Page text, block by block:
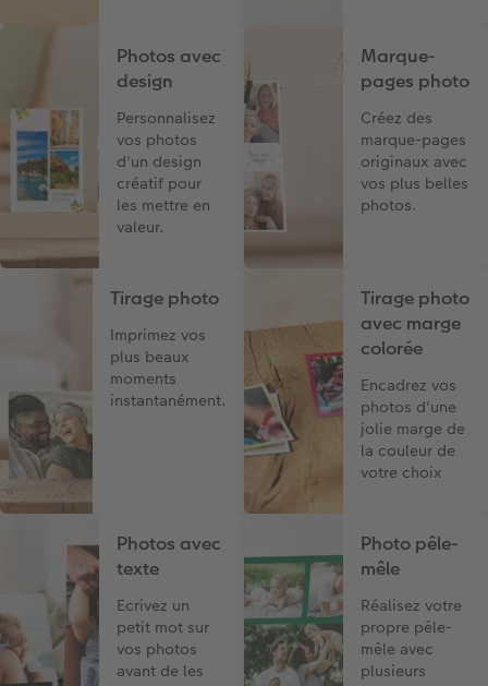
Photos avec
design
Personnalisez
vos photos
d'un design
créatif pour
les mettre en
valeur.
Marque-
pages photo
Créez des
marque-pages
originaux avec
vos plus belles
photos.
Tirage photo
Imprimez vos
plus beaux
moments
instantanément.
Tirage photo
avec marge
colorée
Encadrez vos
photos d'une
jolie marge de
la couleur de
votre choix
Photos avec
texte
Ecrivez un
petit mot sur
vos photos
avant de les
Photo pêle-
mêle
Réalisez votre
propre pêle-
mêle avec
plusieurs